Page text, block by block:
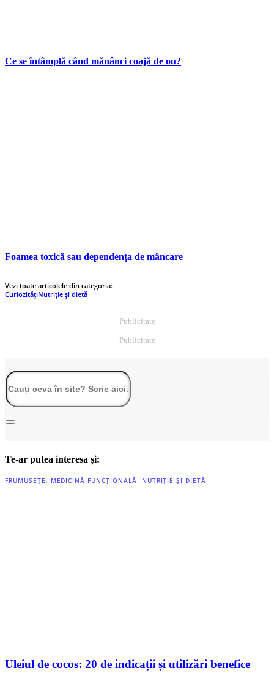
Ce se întâmplă când mănânci coajă de ou?
Foamea toxică sau dependenţa de mâncare
Vezi toate articolele din categoria:
CuriozitățiNutriție și dietă
Publicitate
Publicitate
Te-ar putea interesa și:
FRUMUSEȚE, MEDICINĂ FUNCȚIONALĂ, NUTRIȚIE ȘI DIETĂ
Uleiul de cocos: 20 de indicații și utilizări benefice